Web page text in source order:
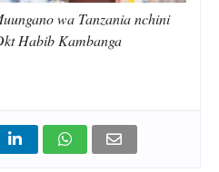
wa Tanzania nchini
Habib Kambanga